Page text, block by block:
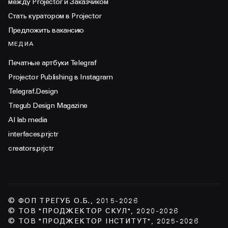
между Projector и Заказчиком
Стать куратором в Projector
Предложить вакансию
МЕДИА
Печатные артбуки Telegraf
Projector Publishing в Instagram
Telegraf.Design
Tregub Design Magazine
AI lab media
interfaces.prjctr
creators.prjctr
© ФОП ТРЕГУБ О.Б., 2015-2026
© ТОВ "ПРОДЖЕКТОР СКУЛ", 2020-2026
© ТОВ "ПРОДЖЕКТОР ІНСТИТУТ", 2025-2026